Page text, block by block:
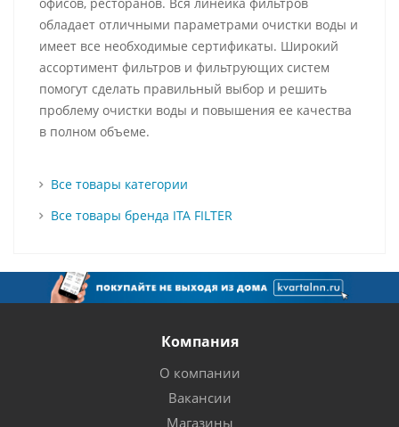
обладает отличными параметрами очистки воды и
имеет все необходимые сертификаты. Широкий
ассортимент фильтров и фильтрующих систем
помогут сделать правильный выбор и решить
проблему очистки воды и повышения ее качества
в полном объеме.
Все товары категории
Все товары бренда ITA FILTER
Компания
О компании
Вакансии
Магазины